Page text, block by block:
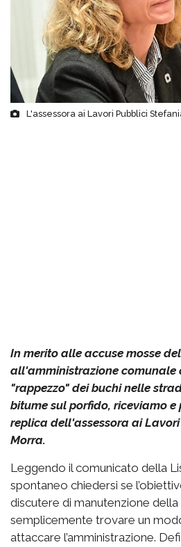
L'assessora ai Lavori Pubblici
In merito alle accuse mosse
all'amministrazione
"rappezzo" dei buchi nelle
bitume sul porfido, riceviamo
replica dell'assessora ai
Morra.
Leggendo il comunicato della
spontaneo chiedersi se
discutere di manutenzione
semplicemente trovare un
attaccare l’amministrazione.